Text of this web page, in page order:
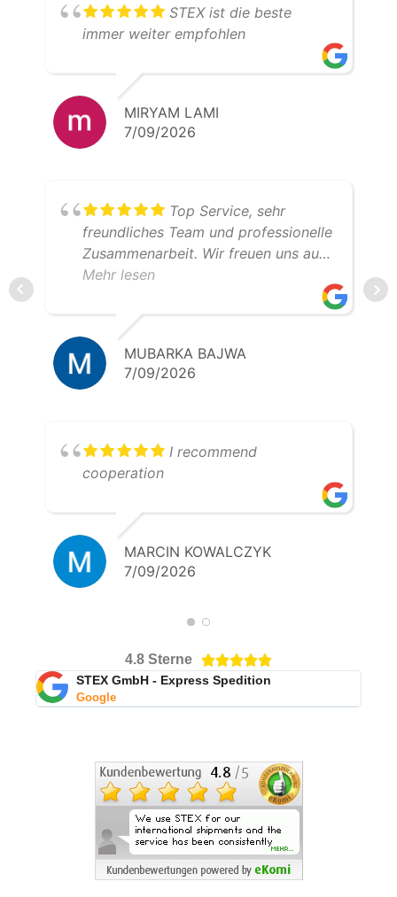
STEX ist die beste
immer weiter empfohlen
MIRYAM LAMI
7/09/2026
Top Service, sehr
freundliches Team und professionelle
Zusammenarbeit. Wir freuen uns auf
weitere gemeinsame Transporte.
Mehr lesen
MUBARKA BAJWA
7/09/2026
I recommend
cooperation
MARCIN KOWALCZYK
7/09/2026
4.8 Sterne 
STEX GmbH - Express Spedition
Google